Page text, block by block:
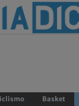
Basket